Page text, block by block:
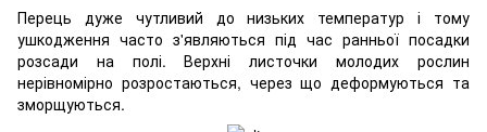
Перець дуже чутливий до низьких температур і тому
ушкодження часто з'являються під час ранньої посадки
розсади на полі. Верхні листочки молодих рослин
нерівномірно розростаються, через що деформуються та
зморщуються.